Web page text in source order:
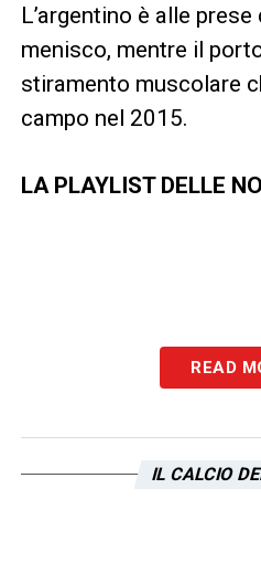
L’argentino è alle
menisco, mentre il
stiramento muscolare
campo nel 2015.
LA PLAYLIST DELLE
READ
IL CALCIO